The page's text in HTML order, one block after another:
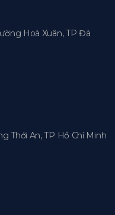
Hoà Xuân, TP Đà
Thới An, TP Hồ Chí Minh